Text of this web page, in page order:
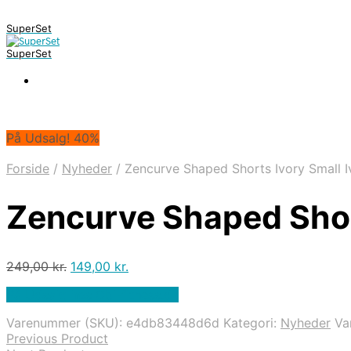
SuperSet
SuperSet
På Udsalg! 40%
Forside / Nyheder / Zencurve Shaped Shorts Ivory Small
Zencurve Shaped
249,00kr. Den
249,00 kr..
149,00 kr.
149,00 kr..
Varenummer (SKU): e4db83448d6d Kategori: Nyheder
Previous Product